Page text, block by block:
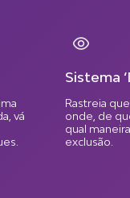
vá
Sistema
Rastreia
onde, de
qual
exclusão.